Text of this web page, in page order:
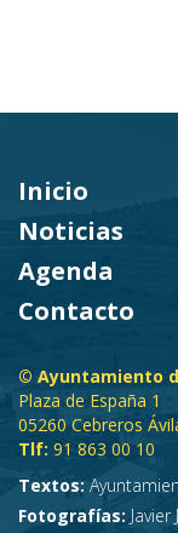
Inicio
Noticias
Agenda
Contacto
© Ayuntamiento
Plaza de España 1
05260 Cebreros
Tlf: 91 863 00 10
Textos:
Fotografías: